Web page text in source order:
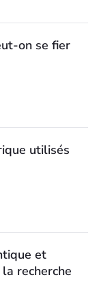
on se fier
utilisés
et
recherche